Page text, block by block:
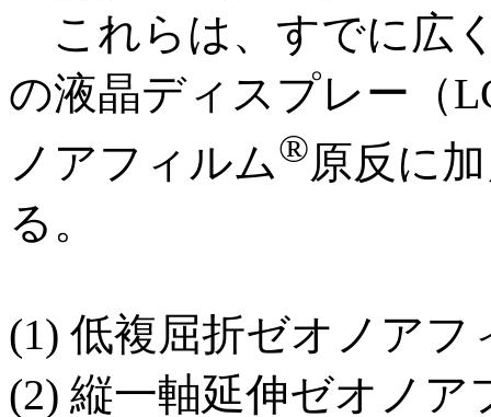
これらは、すでに広
の液晶ディスプレー（
ノアフィルム®原反に
る。
(1) 低複屈折ゼオノアフ
(2) 縦一軸延伸ゼオノア